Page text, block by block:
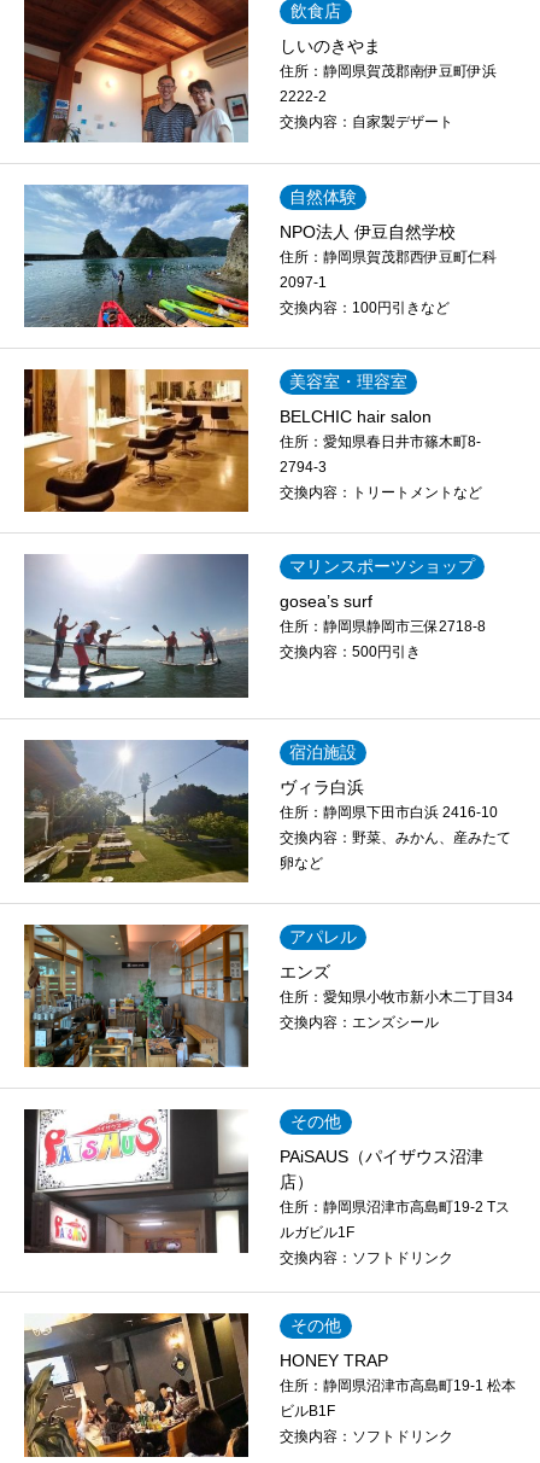
飲食店
しいのきやま
住所： 静岡県賀茂郡南伊豆町伊浜
2222-2
交換内容： 自家製デザート
自然体験
NPO法人 伊豆自然学校
住所： 静岡県賀茂郡西伊豆町仁科
2097-1
交換内容： 100円引きなど
美容室・理容室
BELCHIC hair salon
住所： 愛知県春日井市篠木町8-
2794-3
交換内容：
トリートメントなど
マリンスポーツショップ
gosea’s surf
住所： 静岡県静岡市三保2718-8
交換内容： 500円引き
宿泊施設
ヴィラ白浜
住所： 静岡県下田市白浜 2416-10
交換内容： 野菜、みかん、産みたて
卵など
アパレル
エンズ
住所： 愛知県小牧市新小木二丁目34
交換内容： エンズシール
その他
PAiSAUS（パイザウス沼津
店）
住所： 静岡県沼津市高島町19-2 Tス
ルガビル1F
交換内容： ソフトドリンク
その他
HONEY TRAP
住所： 静岡県沼津市高島町19-1 松本
ビルB1F
交換内容： ソフトドリンク